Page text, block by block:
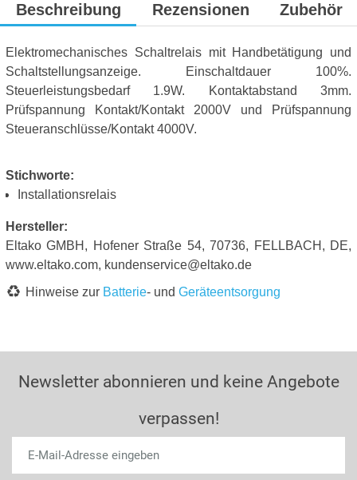
Beschreibung Rezensionen Zubehör
Elektromechanisches Schaltrelais mit Handbetätigung und
Schaltstellungsanzeige. Einschaltdauer 100%.
Steuerleistungsbedarf 1.9W. Kontaktabstand 3mm.
Prüfspannung Kontakt/Kontakt 2000V und Prüfspannung
Steueranschlüsse/Kontakt 4000V.
Stichworte:
Installationsrelais
Hersteller:
Eltako GMBH, Hofener Straße 54, 70736, FELLBACH, DE,
www.eltako.com, kundenservice@eltako.de
Hinweise zur Batterie- und Geräteentsorgung
Newsletter abonnieren und keine Angebote
verpassen!